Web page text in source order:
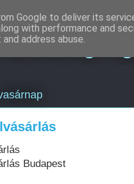
Budapest
Google to deliver its
with performance and
address abuse.